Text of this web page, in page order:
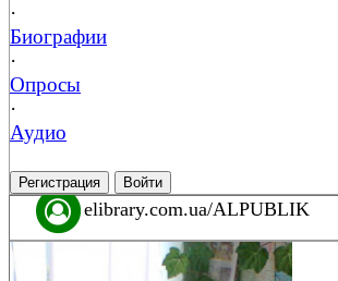
·
Биографии
·
Опросы
·
Аудио
Регистрация Войти
elibrary.com.ua/ALPUBLIK